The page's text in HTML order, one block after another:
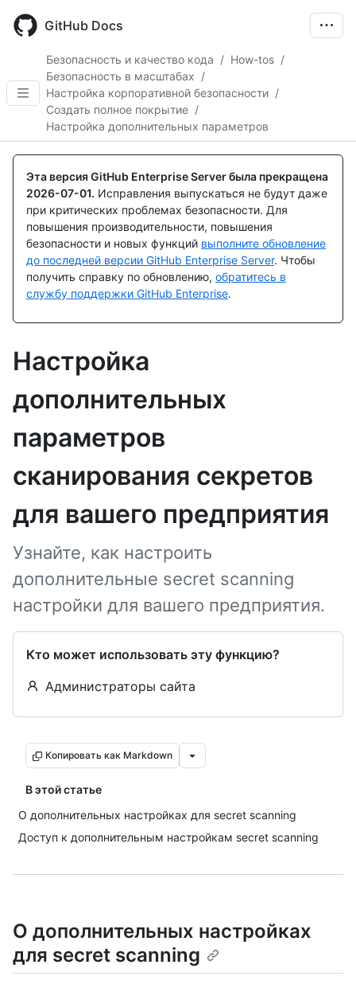
main
GitHub Docs
Безопасность и качество кода / How-tos /
Безопасность в масштабах /
Настройка корпоративной безопасности /
Создать полное покрытие /
Настройка дополнительных параметров
Эта версия GitHub Enterprise Server была прекращена
2026-07-01. Исправления выпускаться не будут даже
при критических проблемах безопасности. Для
повышения производительности, повышения
безопасности и новых функций выполните обновление
до последней версии GitHub Enterprise Server. Чтобы
получить справку по обновлению, обратитесь в
службу поддержки GitHub Enterprise.
Настройка
дополнительных
параметров
сканирования секретов
для вашего предприятия
Узнайте, как настроить
дополнительные secret scanning
настройки для вашего предприятия.
Кто может использовать эту функцию?
Администраторы сайта
Копировать как Markdown
В этой статье
О дополнительных настройках для secret scanning
Доступ к дополнительным настройкам secret scanning
О дополнительных настройках
для secret scanning